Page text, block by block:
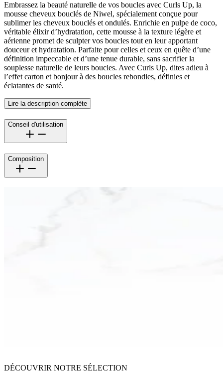
Embrassez la beauté naturelle de vos boucles avec Curls Up, la
mousse cheveux bouclés de Niwel, spécialement conçue pour
sublimer les cheveux bouclés et ondulés. Enrichie en pulpe de coco,
véritable élixir d’hydratation, cette mousse à la texture légère et
aérienne promet de sculpter vos boucles tout en leur apportant
douceur et hydratation. Parfaite pour celles et ceux en quête d’une
définition impeccable et d’une tenue durable, sans sacrifier la
souplesse naturelle de leurs boucles. Avec Curls Up, dites adieu à
l’effet carton et bonjour à des boucles rebondies, définies et
éclatantes de santé.
Lire la description complète
Conseil d'utilisation
Composition
DÉCOUVRIR NOTRE SÉLECTION